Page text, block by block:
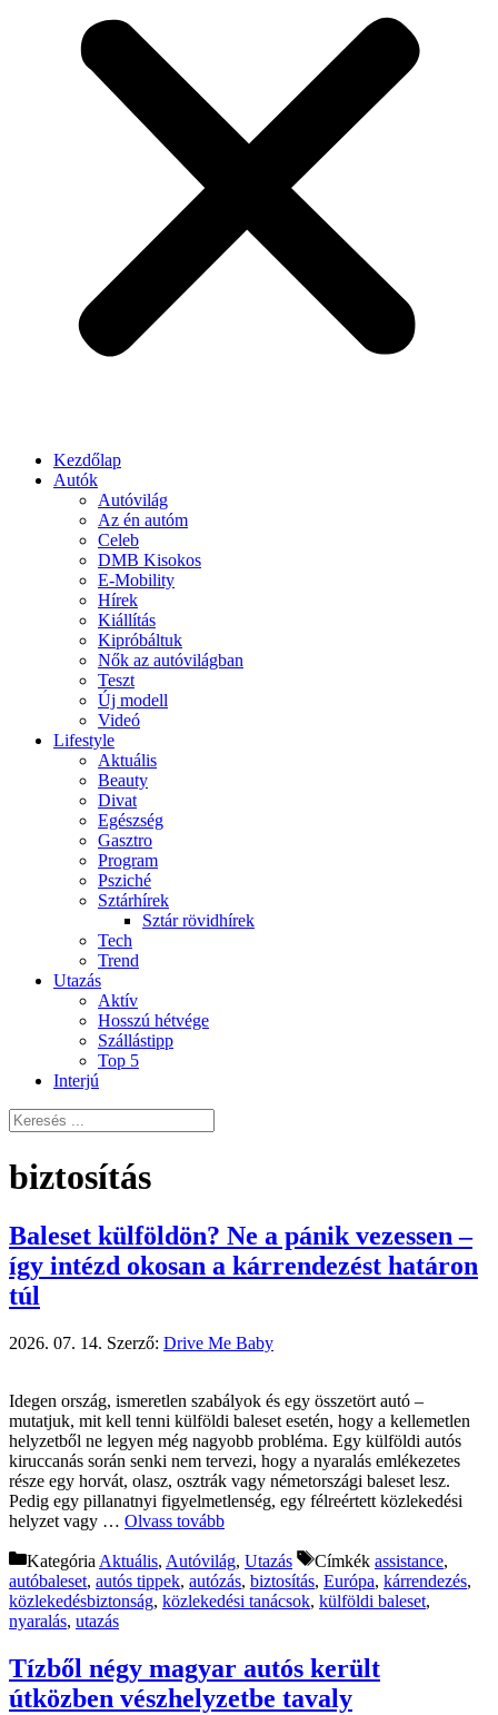
Kezdőlap
Autók
Autóvilág
Az én autóm
Celeb
DMB Kisokos
E-Mobility
Hírek
Kiállítás
Kipróbáltuk
Nők az autóvilágban
Teszt
Új modell
Videó
Lifestyle
Aktuális
Beauty
Divat
Egészség
Gasztro
Program
Psziché
Sztárhírek
Sztár rövidhírek
Tech
Trend
Utazás
Aktív
Hosszú hétvége
Szállástipp
Top 5
Interjú
biztosítás
Baleset külföldön? Ne a pánik vezessen –
így intézd okosan a kárrendezést határon
túl
2026. 07. 14. Szerző: Drive Me Baby
Idegen ország, ismeretlen szabályok és egy összetört autó –
mutatjuk, mit kell tenni külföldi baleset esetén, hogy a kellemetlen
helyzetből ne legyen még nagyobb probléma. Egy külföldi autós
kiruccanás során senki nem tervezi, hogy a nyaralás emlékezetes
része egy horvát, olasz, osztrák vagy németországi baleset lesz.
Pedig egy pillanatnyi figyelmetlenség, egy félreértett közlekedési
helyzet vagy … Olvass tovább
Kategória Aktuális, Autóvilág, Utazás Címkék assistance,
autóbaleset, autós tippek, autózás, biztosítás, Európa, kárrendezés,
közlekedésbiztonság, közlekedési tanácsok, külföldi baleset,
nyaralás, utazás
Tízből négy magyar autós került
útközben vészhelyzetbe tavaly